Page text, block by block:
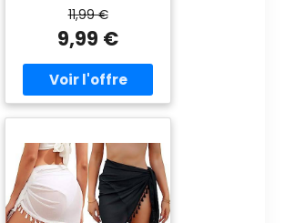
11,99 €
9,99 €